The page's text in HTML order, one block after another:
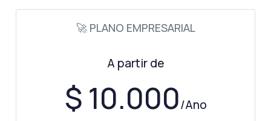
🚀 PLANO EMPRESARIAL
A partir de
$ 10.000/Ano
Qual é o formato da resposta?
O que esta API pode fazer?